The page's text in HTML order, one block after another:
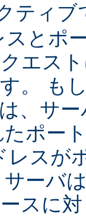
ティブ
とポ
エス
。 も
、サ
ポー
レスが
ーバ
スに